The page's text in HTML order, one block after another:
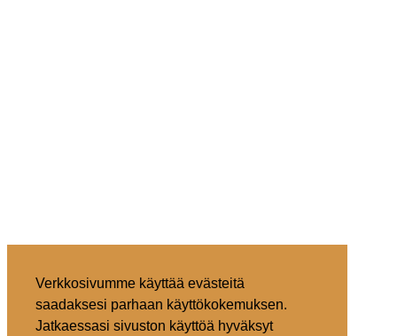
Verkkosivumme käyttää evästeitä
saadaksesi parhaan käyttökokemuksen.
Jatkaessasi sivuston käyttöä hyväksyt